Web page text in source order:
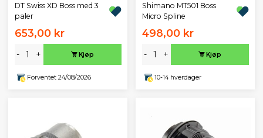
DT Swiss XD Boss med 3
paler
653,00 kr
- + Kjøp
Forventet 24/08/2026
Shimano MT501 Boss
Micro Spline
498,00 kr
- + Kjøp
10-14 hverdager